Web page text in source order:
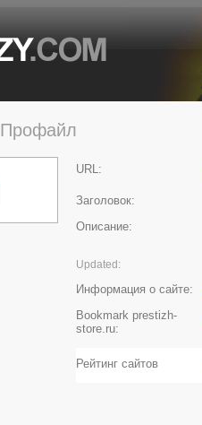
Профайл
URL:
Заголовок:
Описание:
Updated:
Информация о сайте:
Bookmark prestizh-
store.ru:
Рейтинг сайтов